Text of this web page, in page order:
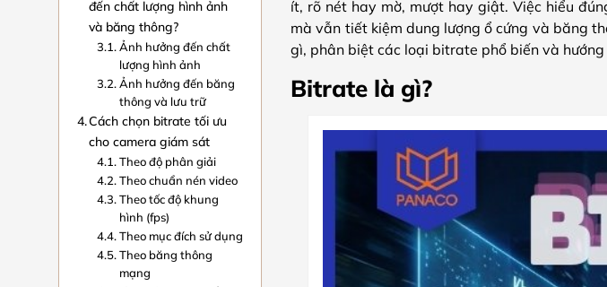
đến chất lượng hình ảnh
và băng thông?
Ảnh hưởng đến chất
lượng hình ảnh
Ảnh hưởng đến băng
thông và lưu trữ
Cách chọn bitrate tối ưu
cho camera giám sát
Theo độ phân giải
Theo chuẩn nén video
Theo tốc độ khung
hình (fps)
Theo mục đích sử dụng
Theo băng thông
mạng
ít, rõ nét hay mờ, mượt hay giật. Việc hiểu
mà vẫn tiết kiệm dung lượng ổ cứng và băng
gì, phân biệt các loại bitrate phổ biến và
Bitrate là gì?